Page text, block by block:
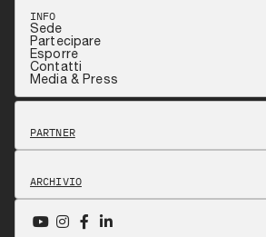
INFO
Sede
Partecipare
Esporre
Contatti
Media & Press
PARTNER
ARCHIVIO